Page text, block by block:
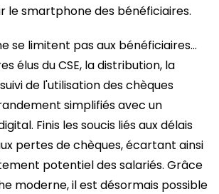
le smartphone des bénéficiaires.
se limitent pas aux bénéficiaires…
élus du CSE, la distribution, la
de l'utilisation des chèques
simplifiés avec un
Finis les soucis liés aux délais
pertes de chèques, écartant ainsi
potentiel des salariés. Grâce
moderne, il est désormais possible